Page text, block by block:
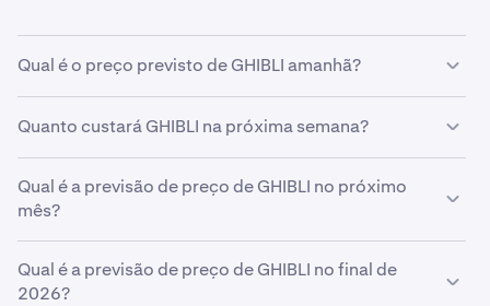
Qual é o preço previsto de GHIBLI amanhã?
Com sua taxa de crescimento prevista de5%
previsão
Quanto custará GHIBLI na próxima semana?
Usando sua previsão de taxa de crescimento de5%
preço estimado de
Qual é a previsão de preço de GHIBLI no próximo
mês?
SeGHIBLIcrescer com sua taxa prevista de5%, espera-
se que o preço atinja
Qual é a previsão de preço de GHIBLI no final de
2026?